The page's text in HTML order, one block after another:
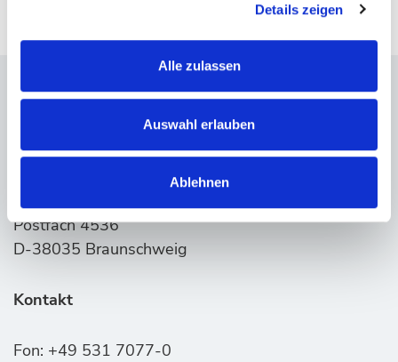
Details zeigen
Alle zulassen
Auswahl erlauben
Ablehnen
Anschrift
Braunschweiger Veranstaltungsstätten GmbH
38100 Braunschweig
Postfach 4536
D-38035 Braunschweig
Kontakt
Fon: +49 531 7077-0